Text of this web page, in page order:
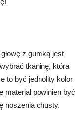
z gumką jest
tkaninę, która
to być jednolity kolor
materiał powinien być
noszenia chusty.